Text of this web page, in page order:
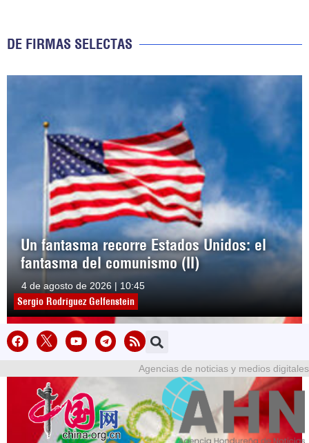
DE FIRMAS SELECTAS
Un fantasma recorre Estados Unidos: el
fantasma del comunismo (II)
4 de agosto de 2026 | 10:45
Sergio Rodríguez Gelfenstein
Agencias de noticias y medios digitales